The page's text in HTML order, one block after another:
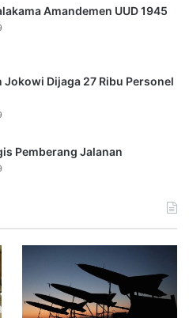
Amandemen UUD 1945
Jokowi Dijaga 27 Ribu Personel
Pemberang Jalanan